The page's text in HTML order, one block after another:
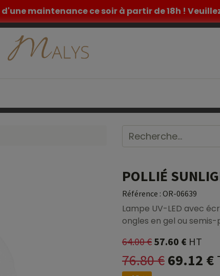
maintenance ce soir à partir de 18h !
POLLIÉ
Référence : OR-06639
Lampe UV-LED avec
ongles en gel ou
64.00€ 57.60 € HT
76.80€69.12 €